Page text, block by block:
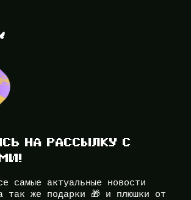
НА РАССЫЛКУ С
самые актуальные новости
так же подарки 🎁 и плюшки от